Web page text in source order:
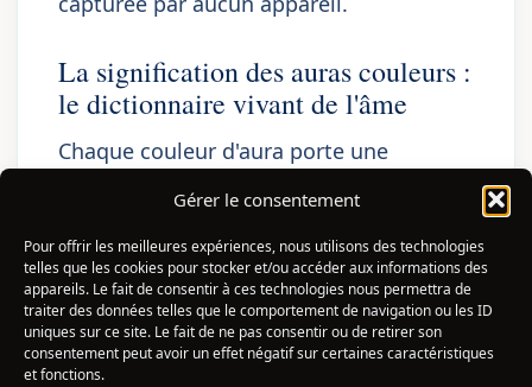
Gérer le consentement
Pour offrir les meilleures expériences, nous utilisons des technologies
telles que les cookies pour stocker et/ou accéder aux informations des
appareils. Le fait de consentir à ces technologies nous permettra de
traiter des données telles que le comportement de navigation ou les ID
uniques sur ce site. Le fait de ne pas consentir ou de retirer son
consentement peut avoir un effet négatif sur certaines caractéristiques
et fonctions.
La signification des auras couleurs :
le dictionnaire vivant de l'âme
Chaque couleur d'aura porte une
signification symbolique, vibratoire et
déchiffrer l'état intérieur, les forces et les
défis actuels d'une personne, offrant
ainsi une cartographie vivante de son
monde intérieur.